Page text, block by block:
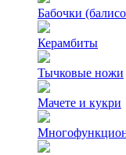
Бабочки
Керамбиты
Тычковые ножи
Мачете и кукри